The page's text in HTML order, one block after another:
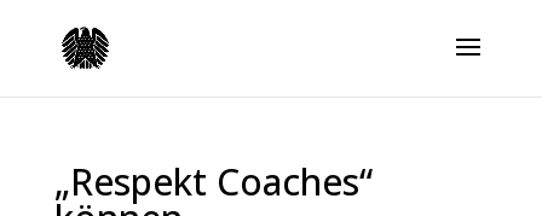
„Respekt Coaches“